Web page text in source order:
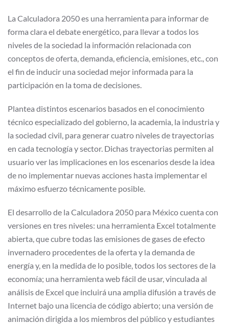
La Calculadora 2050 es una herramienta para informar de
forma clara el debate energético, para llevar a todos los
niveles de la sociedad la información relacionada con
conceptos de oferta, demanda, eficiencia, emisiones, etc., con
el fin de inducir una sociedad mejor informada para la
participación en la toma de decisiones.
Plantea distintos escenarios basados en el conocimiento
técnico especializado del gobierno, la academia, la industria y
la sociedad civil, para generar cuatro niveles de trayectorias
en cada tecnología y sector. Dichas trayectorias permiten al
usuario ver las implicaciones en los escenarios desde la idea
de no implementar nuevas acciones hasta implementar el
máximo esfuerzo técnicamente posible.
El desarrollo de la Calculadora 2050 para México cuenta con
versiones en tres niveles: una herramienta Excel totalmente
abierta, que cubre todas las emisiones de gases de efecto
invernadero procedentes de la oferta y la demanda de
energía y, en la medida de lo posible, todos los sectores de la
economía; una herramienta web fácil de usar, vinculada al
análisis de Excel que incluirá una amplia difusión a través de
Internet bajo una licencia de código abierto; una versión de
animación dirigida a los miembros del público y estudiantes